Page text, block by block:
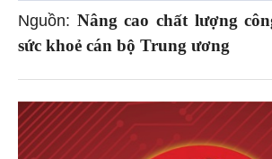
Nguồn: Nâng cao chất lượng
sức khoẻ cán bộ Trung ương